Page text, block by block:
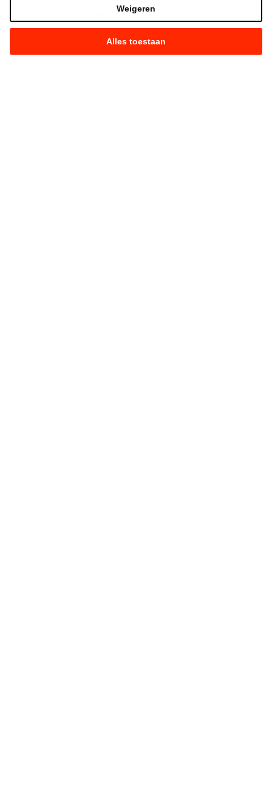
Alles toestaan
Weigeren
En die keuze is heel simpel.